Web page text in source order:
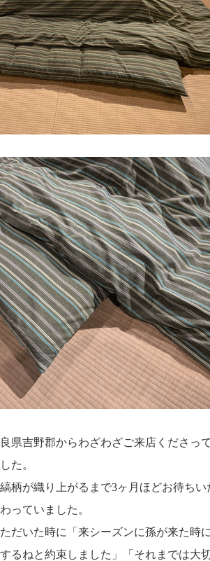
県吉野郡からわざわざご来店くださっ
た。
柄が織り上がるまで3ヶ月ほどお待ち
っていました。
だいた時に「来シーズンに孫が来た時
るねと約束しました」「それまでは大